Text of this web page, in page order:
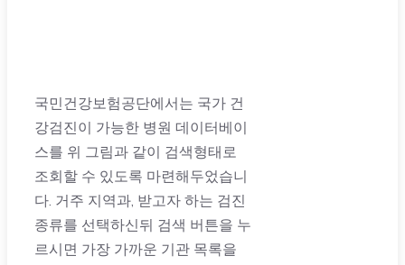
국민건강보험공단에서는 국가 건
강검진이 가능한 병원 데이터베이
스를 위 그림과 같이 검색형태로
조회할 수 있도록 마련해두었습니
다. 거주 지역과, 받고자 하는 검진
종류를 선택하신뒤 검색 버튼을 누
르시면 가장 가까운 기관 목록을